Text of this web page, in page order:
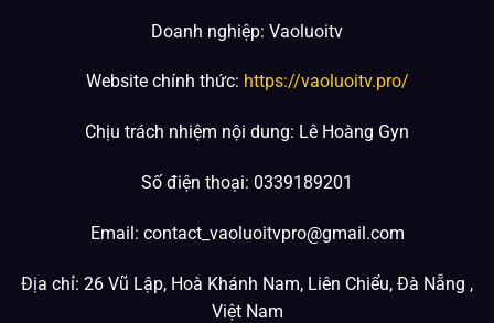
Doanh nghiệp: Vaoluoitv
Website chính thức: https://vaoluoitv.pro/
Chịu trách nhiệm nội dung: Lê Hoàng Gyn
Số điện thoại: 0339189201
Email: contact_vaoluoitvpro@gmail.com
Địa chỉ: 26 Vũ Lập, Hoà Khánh Nam, Liên Chiểu, Đà Nẵng ,
Việt Nam